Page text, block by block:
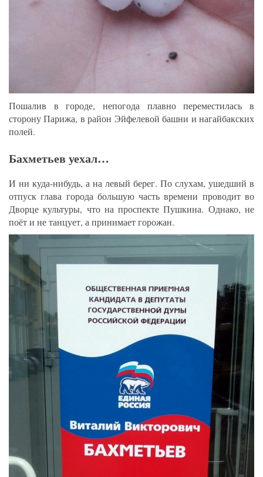
Пошалив в городе, непогода плавно переместилась в
сторону Парижа, в район Эйфелевой башни и нагайбакских
полей.
Бахметьев уехал…
И ни куда-нибудь, а на левый берег. По слухам, ушедший в
отпуск глава города большую часть времени проводит во
Дворце культуры, что на проспекте Пушкина. Однако, не
поёт и не танцует, а принимает горожан.